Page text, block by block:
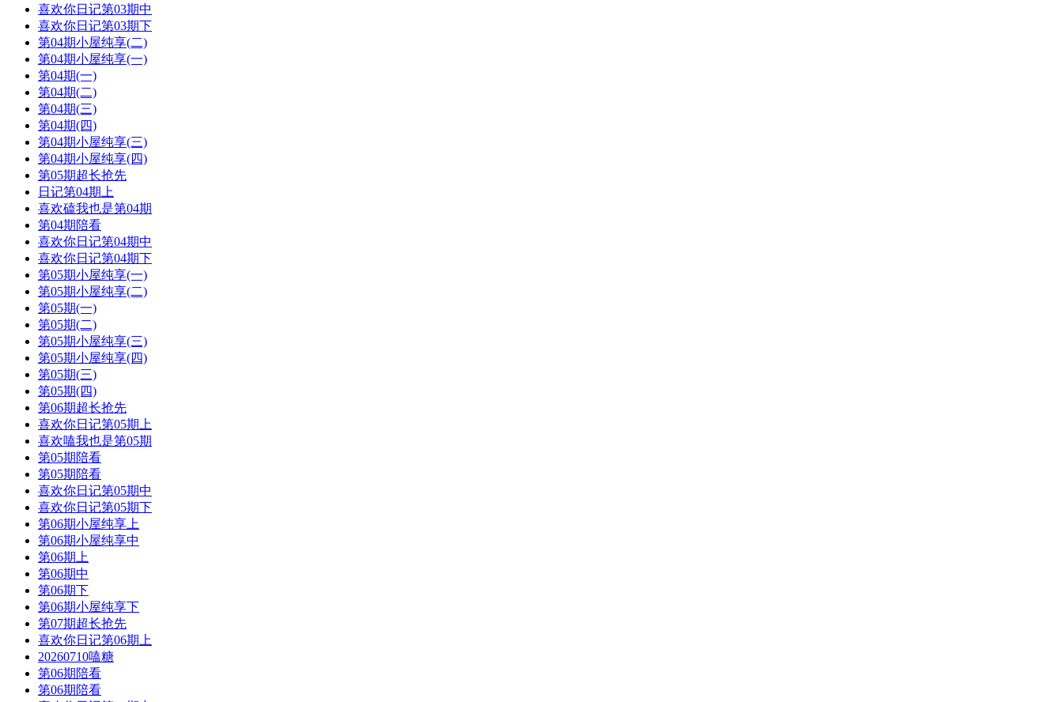
喜欢你日记第03期中
喜欢你日记第03期下
第04期小屋纯享(二)
第04期小屋纯享(一)
第04期(一)
第04期(二)
第04期(三)
第04期(四)
第04期小屋纯享(三)
第04期小屋纯享(四)
第05期超长抢先
日记第04期上
喜欢磕我也是第04期
第04期陪看
喜欢你日记第04期中
喜欢你日记第04期下
第05期小屋纯享(一)
第05期小屋纯享(二)
第05期(一)
第05期(二)
第05期小屋纯享(三)
第05期小屋纯享(四)
第05期(三)
第05期(四)
第06期超长抢先
喜欢你日记第05期上
喜欢嗑我也是第05期
第05期陪看
第05期陪看
喜欢你日记第05期中
喜欢你日记第05期下
第06期小屋纯享上
第06期小屋纯享中
第06期上
第06期中
第06期下
第06期小屋纯享下
第07期超长抢先
喜欢你日记第06期上
20260710嗑糖
第06期陪看
第06期陪看